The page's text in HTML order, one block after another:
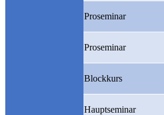
Proseminar
Proseminar
Blockkurs
Hauptseminar